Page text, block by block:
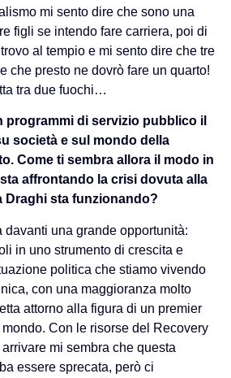
mi sento dire che sono una
figli se intendo fare carriera, poi di
al tempio e mi sento dire che tre
che presto ne dovrò fare un quarto!
tra due fuochi…
programmi di servizio pubblico il
società e sul mondo della
Come ti sembra allora il modo in
affrontando la crisi dovuta alla
Draghi sta funzionando?
davanti una grande opportunità:
in uno strumento di crescita e
politica che stiamo vivendo
con una maggioranza molto
attorno alla figura di un premier
Con le risorse del Recovery
mi sembra che questa
essere sprecata, però ci